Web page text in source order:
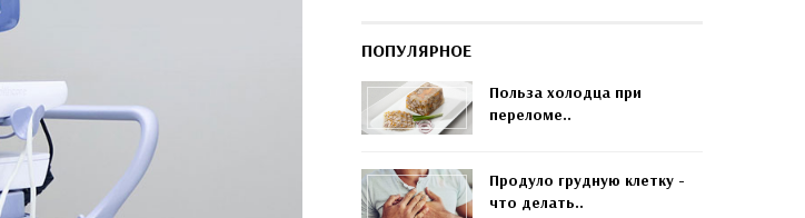
ПОПУЛЯРНОЕ
Польза холодца при
переломе..
Продуло грудную клетку -
что делать..